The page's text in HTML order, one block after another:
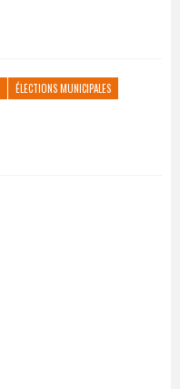
ÉLECTIONS MUNICIPALES